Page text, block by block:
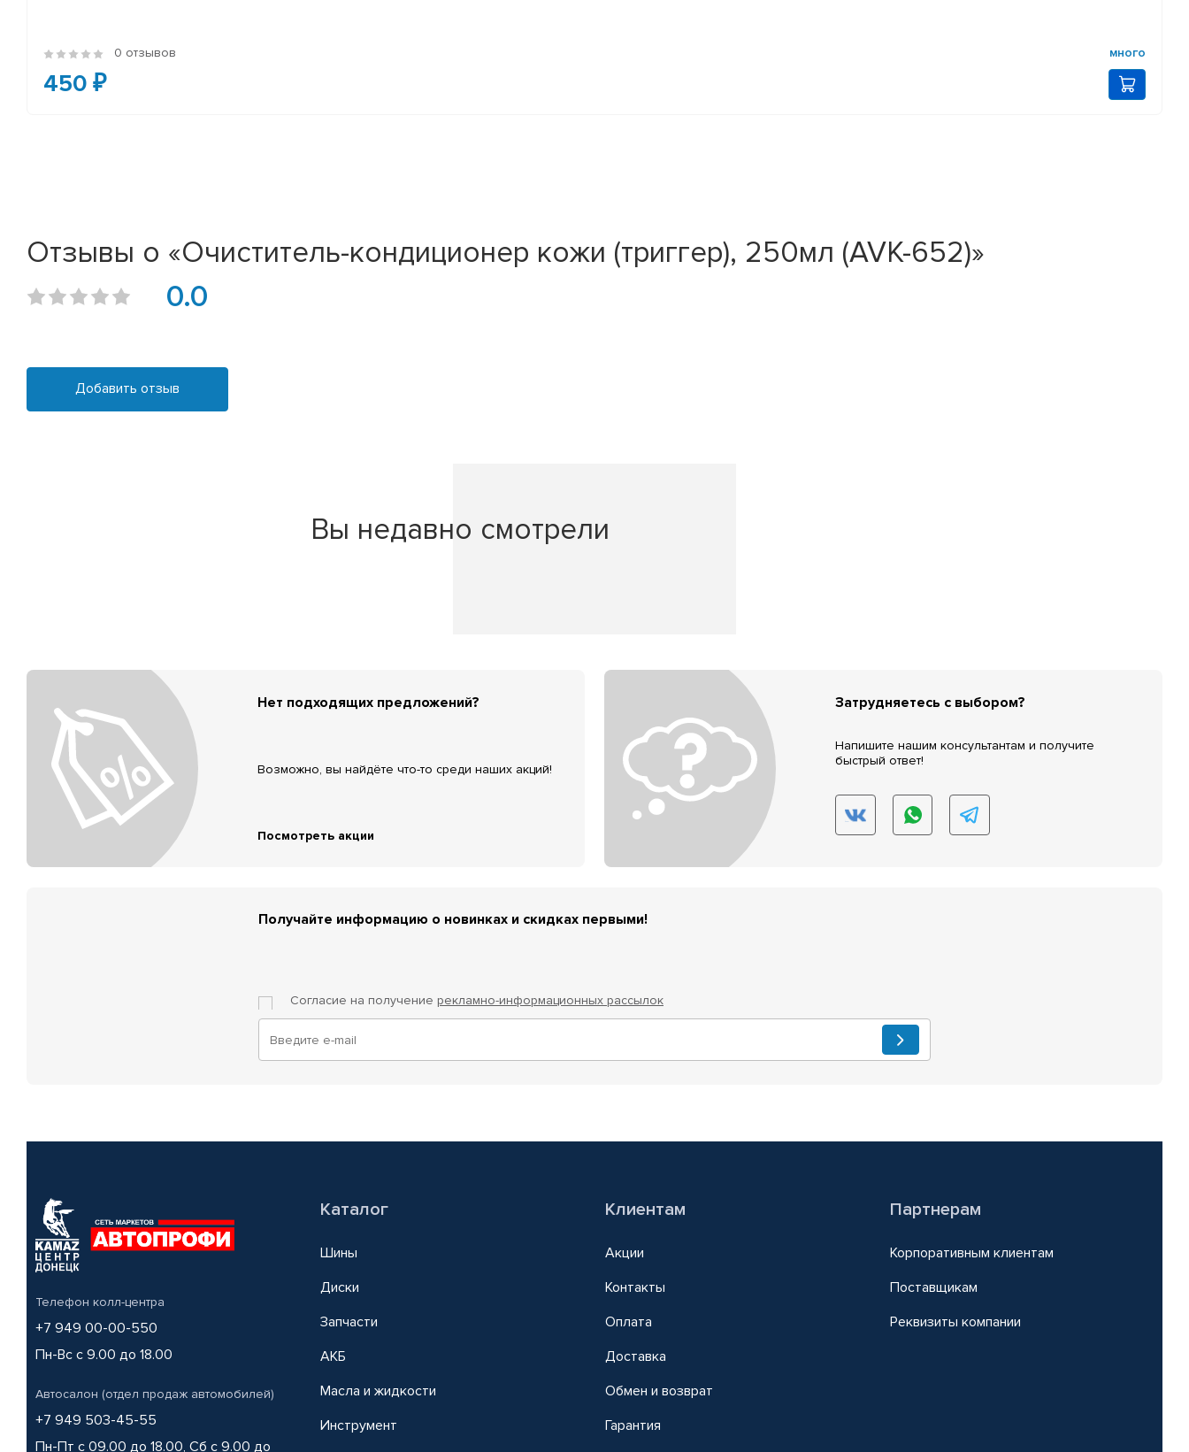
0 отзывов много
450 ₽
Отзывы о «Очиститель-кондиционер кожи (триггер), 250мл (AVK-652)»
0.0
Добавить отзыв
Вы недавно смотрели
Нет подходящих предложений?
Возможно, вы найдёте что-то среди наших акций!
Посмотреть акции
Затрудняетесь с выбором?
Напишите нашим консультантам и получите
быстрый ответ!
Получайте информацию о новинках и скидках первыми!
Согласие на получение рекламно-информационных рассылок
Телефон колл-центра
+7 949 00-00-550
Пн-Вс с 9.00 до 18.00
Автосалон (отдел продаж автомобилей)
+7 949 503-45-55
Пн-Пт с 09.00 до 18.00, Сб с 9.00 до
Каталог
Шины
Диски
Запчасти
АКБ
Масла и жидкости
Инструмент
Клиентам
Акции
Контакты
Оплата
Доставка
Обмен и возврат
Гарантия
Партнерам
Корпоративным клиентам
Поставщикам
Реквизиты компании